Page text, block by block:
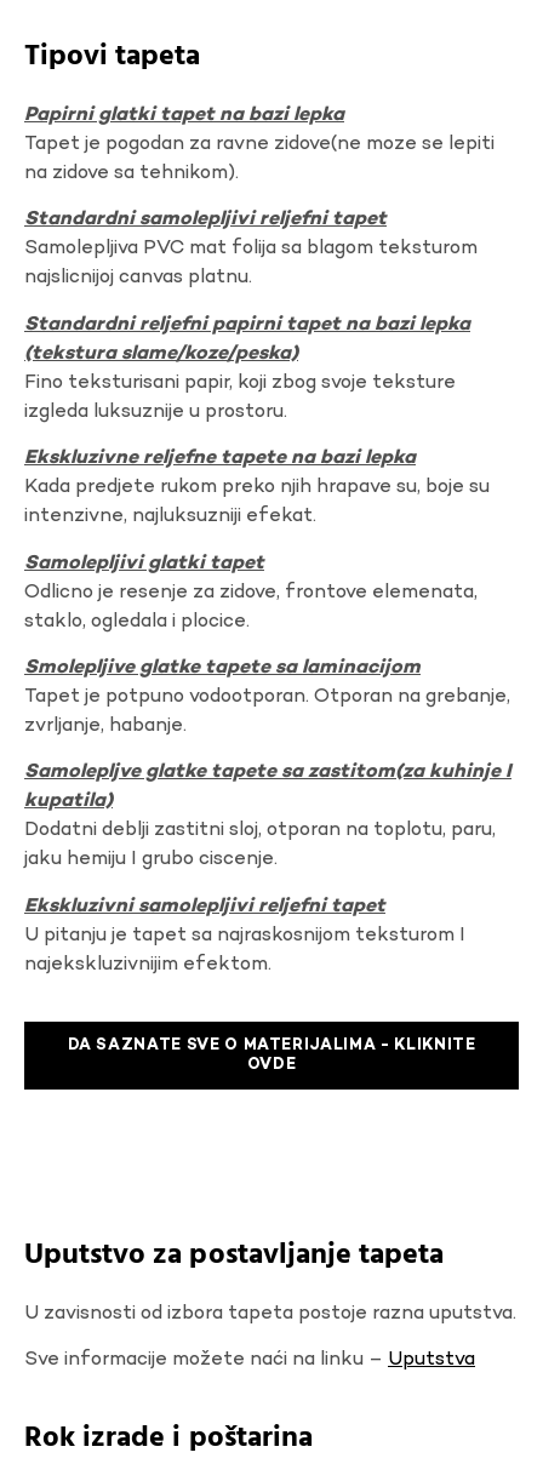
Tipovi tapeta
Papirni glatki tapet na bazi lepka
Tapet je pogodan za ravne zidove(ne moze se lepiti
na zidove sa tehnikom).
Standardni samolepljivi reljefni tapet
Samolepljiva PVC mat folija sa blagom teksturom
najslicnijoj canvas platnu.
Standardni reljefni papirni tapet na bazi lepka
(tekstura slame/koze/peska)
Fino teksturisani papir, koji zbog svoje teksture
izgleda luksuznije u prostoru.
Ekskluzivne reljefne tapete na bazi lepka
Kada predjete rukom preko njih hrapave su, boje su
intenzivne, najluksuzniji efekat.
Samolepljivi glatki tapet
Odlicno je resenje za zidove, frontove elemenata,
staklo, ogledala i plocice.
Smolepljive glatke tapete sa laminacijom
Tapet je potpuno vodootporan. Otporan na grebanje,
zvrljanje, habanje.
Samolepljve glatke tapete sa zastitom(za kuhinje I
kupatila)
Dodatni deblji zastitni sloj, otporan na toplotu, paru,
jaku hemiju I grubo ciscenje.
Ekskluzivni samolepljivi reljefni tapet
U pitanju je tapet sa najraskosnijom teksturom I
najekskluzivnijim efektom.
DA SAZNATE SVE O MATERIJALIMA - KLIKNITE
OVDE
Uputstvo za postavljanje tapeta
U zavisnosti od izbora tapeta postoje razna uputstva.
Sve informacije možete naći na linku – Uputstva
Rok izrade i poštarina